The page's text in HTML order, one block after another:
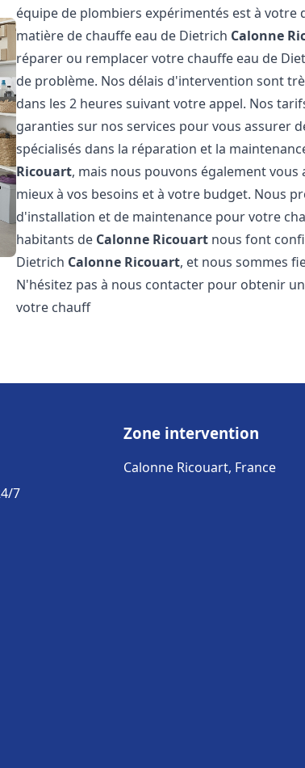
équipe de plombiers expérimentés est à
matière de chauffe eau de Dietrich Calonne
réparer ou remplacer votre chauffe eau de
de problème. Nos délais d'intervention sont
dans les 2 heures suivant votre appel. Nos
garanties sur nos services pour vous assurer
spécialisés dans la réparation et la
Ricouart, mais nous pouvons également
mieux à vos besoins et à votre budget. Nous
d'installation et de maintenance pour votre
habitants de Calonne Ricouart nous font
Dietrich Calonne Ricouart, et nous sommes
N'hésitez pas à nous contacter pour obtenir
votre chauff
7
Zone intervention
Calonne Ricouart, France